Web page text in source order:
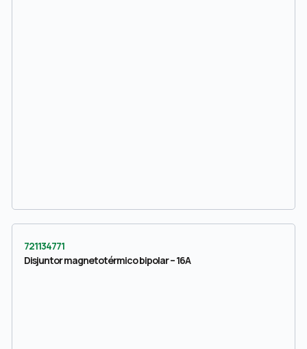
721134771
Disjuntor magnetotérmico bipolar – 16A